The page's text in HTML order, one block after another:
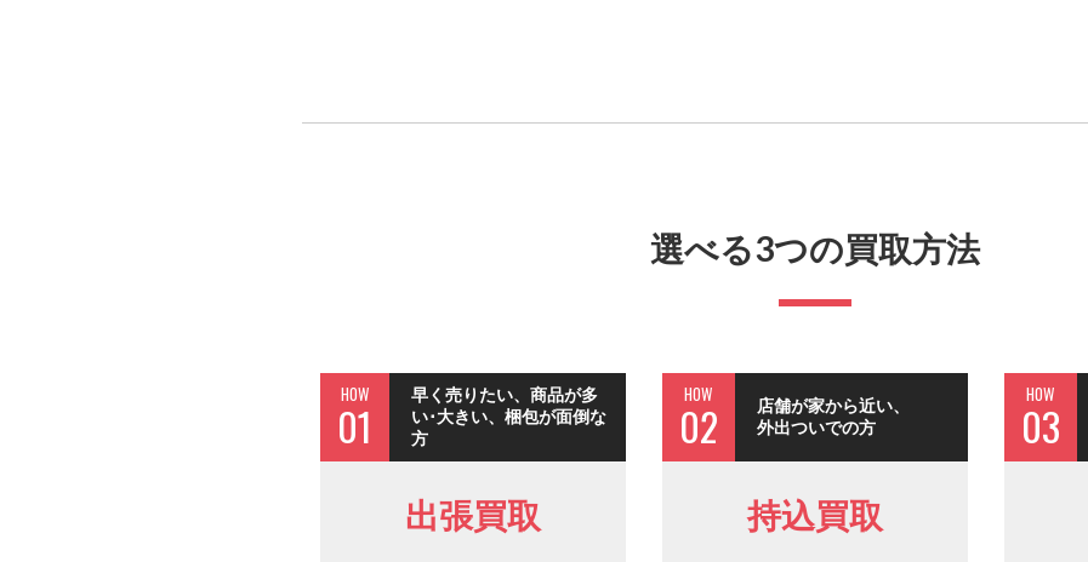
選べる3つの買取方法
HOW
01
早く売りたい、商品が多
い･大きい、梱包が面倒な
方
出張買取
HOW
02
店舗が家から近い、
外出ついでの方
持込買取
HOW
03